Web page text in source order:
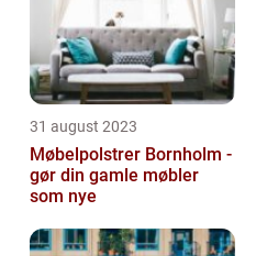
31 august 2023
Møbelpolstrer Bornholm -
gør din gamle møbler
som nye